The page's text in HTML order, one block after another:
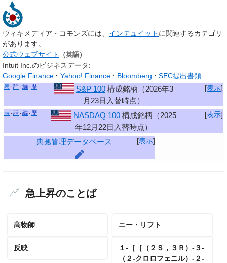
ウィキメディア・コモンズには、 インテュイット に関連するカテゴリ
があります。
公式ウェブサイト
（英語）
Intuit Inc.のビジネスデータ:
Google Finance
Yahoo! Finance Bloomberg
SEC提出書類
[表示]
表 話 編 歴 S&P 100 構成銘柄（2026年3
月23日入替時点）
[表示]
表 話 編 歴 NASDAQ 100構成銘柄（2025
年12月22日入替時点）
[表示]
典拠管理データベース
急上昇のことば
高物師 ニー・リフト
反映
１‐［［（２Ｓ，３Ｒ）‐３‐
（２‐クロロフェニル）‐２‐